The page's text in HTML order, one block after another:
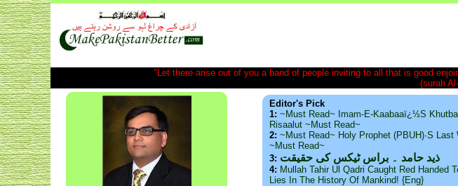
"Let there arise out of you a band of people inviting to all that is good
(surah
Editor's Pick
1: ~Must Read~ Imam-E-Kaabaaï¿½s
Risaalut ~Must Read~
2: ~Must Read~ Holy Prophet (PBUH)·s Last
~Must Read~
3: ذید حامد ۔ براس ٹیکس کی حقیقت
4: Mullah Tahir Ul Qadri Caught Red Handed
Lies In The History Of Mankind! {Eng}